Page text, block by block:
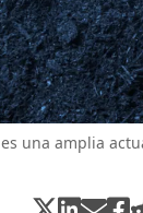
una amplia